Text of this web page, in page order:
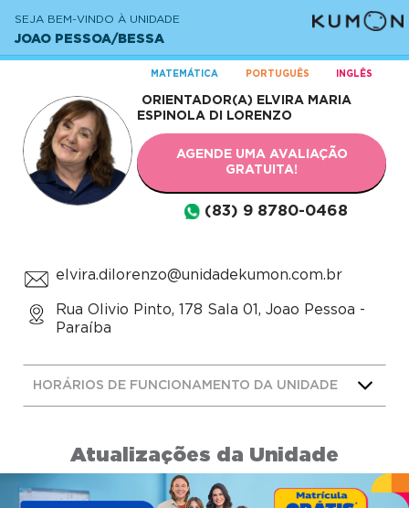
SEJA BEM-VINDO À UNIDADE
JOAO PESSOA/BESSA
MATEMÁTICA PORTUGUÊS INGLÊS
ORIENTADOR(A) ELVIRA MARIA
ESPINOLA DI LORENZO
AGENDE UMA AVALIAÇÃO
GRATUITA!
(83) 9 8780-0468
elvira.dilorenzo@unidadekumon.com.br
Rua Olivio Pinto, 178 Sala 01, Joao Pessoa -
Paraíba
HORÁRIOS DE FUNCIONAMENTO DA UNIDADE
Atualizações da Unidade